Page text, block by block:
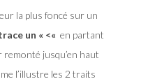
la plus foncé sur un
un « <« en partant
jusqu’en haut
l’illustre les 2 traits